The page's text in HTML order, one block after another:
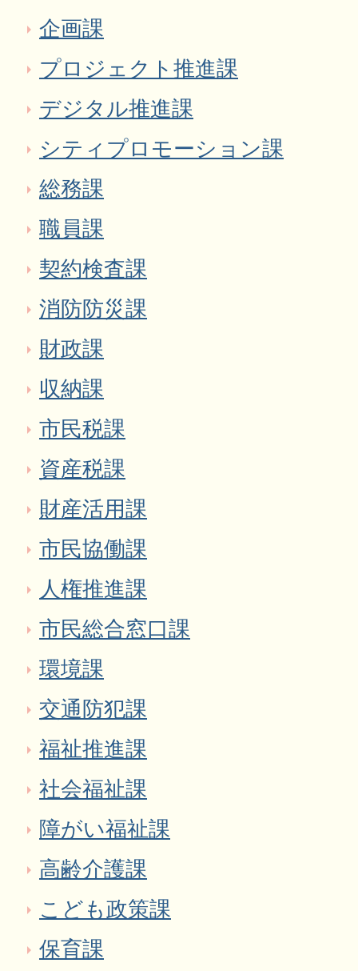
企画課
プロジェクト推進課
デジタル推進課
シティプロモーション課
総務課
職員課
契約検査課
消防防災課
財政課
収納課
市民税課
資産税課
財産活用課
市民協働課
人権推進課
市民総合窓口課
環境課
交通防犯課
福祉推進課
社会福祉課
障がい福祉課
高齢介護課
こども政策課
保育課